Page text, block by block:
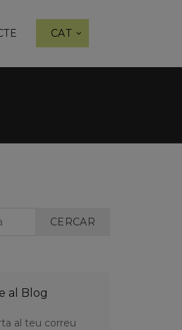
CAT
CERCAR
al Blog
al teu correu